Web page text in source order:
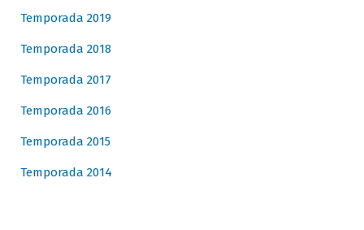
Temporada 2019
Temporada 2018
Temporada 2017
Temporada 2016
Temporada 2015
Temporada 2014